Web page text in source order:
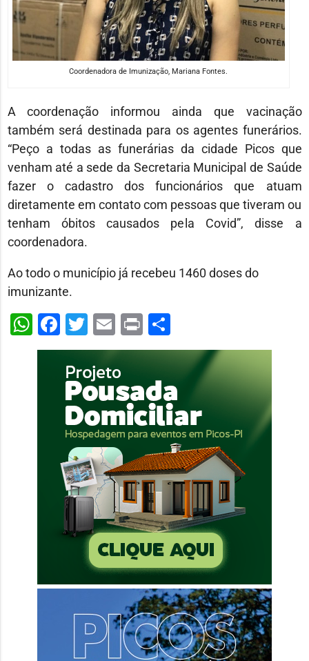
Coordenadora de Imunização, Mariana Fontes.
A coordenação informou ainda que vacinação
também será destinada para os agentes funerários.
“Peço a todas as funerárias da cidade Picos que
venham até a sede da Secretaria Municipal de Saúde
fazer o cadastro dos funcionários que atuam
diretamente em contato com pessoas que tiveram ou
tenham óbitos causados pela Covid”, disse a
coordenadora.
Ao todo o município já recebeu 1460 doses do
imunizante.
WhatsApp
Facebook
Twitter
EmailPrint